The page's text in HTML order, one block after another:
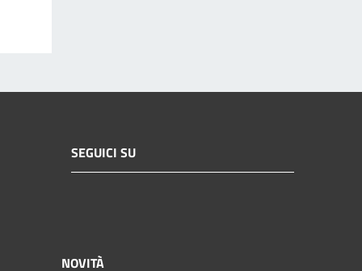
SEGUICI SU
NOVITÀ